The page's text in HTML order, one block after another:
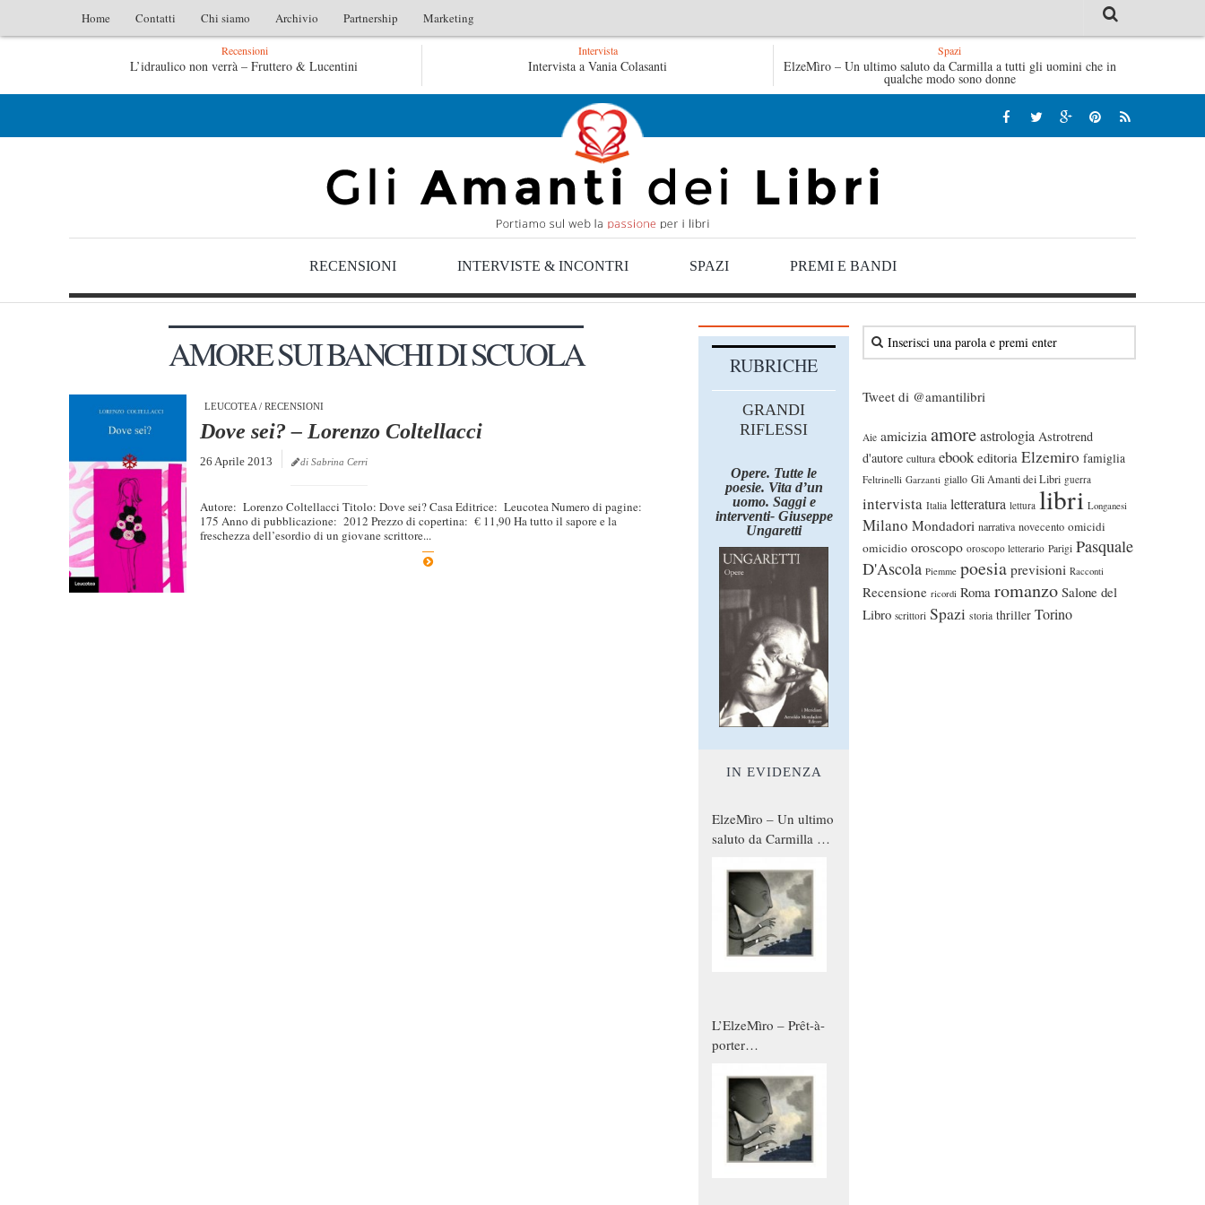
Home Contatti Chi siamo Archivio Partnership Marketing
Recensioni
L’idraulico non verrà – Fruttero & Lucentini Le anime salve di Fabrizio De André – Jan Gaggetta Tutte le mattine di Sybil – Virginia Evans
Intervista
Intervista a Vania Colasanti
Spazi
ElzeMìro – Un ultimo saluto da Carmilla a tutti gli uomini che in
qualche modo sono donne
RECENSIONI INTERVISTE & INCONTRI SPAZI PREMI E BANDI
AMORE SUI BANCHI DI SCUOLA
LEUCOTEA / RECENSIONI
Dove sei? – Lorenzo Coltellacci
26 Aprile 2013 di Sabrina Cerri
Autore: Lorenzo Coltellacci Titolo: Dove sei? Casa Editrice: Leucotea Numero di pagine:
175 Anno di pubblicazione: 2012 Prezzo di copertina: € 11,90 Ha tutto il sapore e la
freschezza dell’esordio di un giovane scrittore...
Tweet di @amantilibri
Aie amicizia amoreastrologia Astrotrend
d'autore cultura ebook editoria Elzemiro famiglia
Feltrinelli Garzanti giallo Gli Amanti dei Libri guerra
intervista Italia letteratura lettura libri Longanesi
Milano Mondadori narrativa novecento omicidi
omicidio oroscopo oroscopo letterario Parigi Pasquale
D'Ascola Piemme poesia previsioni Racconti
Recensione ricordi Roma romanzo Salone del
Libro scrittori Spazi storia thriller Torino
RUBRICHE
GRANDI
RIFLESSI
Opere. Tutte le
poesie. Vita d’un
uomo. Saggi e
interventi- Giuseppe
Ungaretti
IN EVIDENZA
ElzeMìro – Un ultimo
saluto da Carmilla a
qualche modo sono
donne
L’ElzeMìro – Prêt-à-
porter